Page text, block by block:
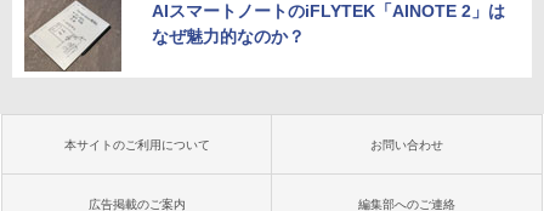
AIスマートノートのiFLYTEK「AINOTE 2」は
なぜ魅力的なのか？
本サイトのご利用について お問い合わせ
広告掲載のご案内 編集部へのご連絡